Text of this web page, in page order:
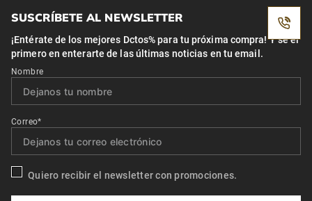
SUSCRÍBETE AL NEWSLETTER
¡Entérate de los mejores Dctos% para tu próxima compra! Y se el
primero en enterarte de las últimas noticias en tu email.
Nombre
Correo*
Quiero recibir el newsletter con promociones.